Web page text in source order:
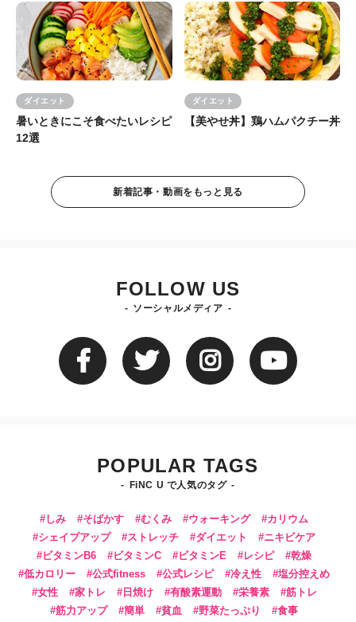
ダイエット
暑いときにこそ食べたいレシピ
12選
ダイエット
【美やせ丼】鶏ハムパクチー丼
新着記事・動画をもっと見る
FOLLOW US
ソーシャルメディア
POPULAR TAGS
FiNC U で人気のタグ
しみ そばかす むくみ ウォーキング
カリウム
シェイプアップ
ストレッチ ダイエット
ニキビケア
ビタミンB6
ビタミンC ビタミンE レシピ
乾燥
低カロリー
公式fitness 公式レシピ 冷え性
塩分控えめ
女性
家トレ 日焼け 有酸素運動 栄養素
筋トレ
筋力アップ
簡単 貧血 野菜たっぷり 食事